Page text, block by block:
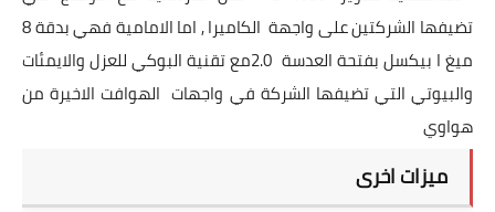
تضيفها الشركتين على واجهة
الكاميرا , اما الامامية فهي بدقة 8
ميغ ا بيكسل بفتحة العدسة 2.0مع تقنية البوكي للعزل والايمئات
والبيوتي التي تضيفها الشركة في واجهات الهوافت الاخيرة من
هواوي
ميزات اخرى